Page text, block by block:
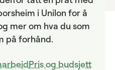
i Unilon for å
mer om hva du som
på forhånd.
Pris og budsjett